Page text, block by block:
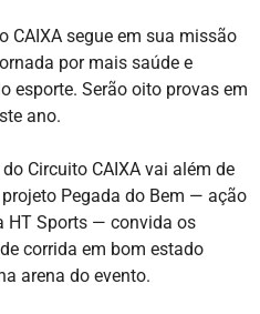
CAIXA segue em sua missão
por mais saúde e
esporte. Serão oito provas em
ano.
Circuito CAIXA vai além de
Pegada do Bem — ação
HT Sports — convida os
corrida em bom estado
arena do evento.